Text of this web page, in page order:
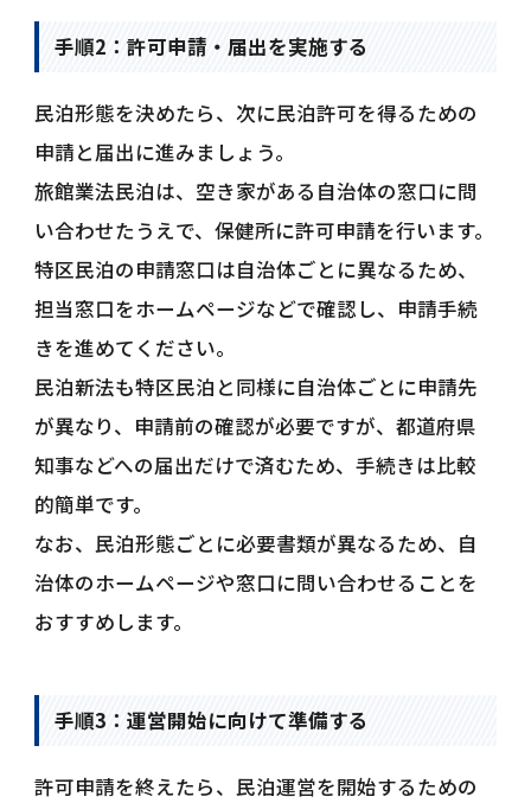
手順2：許可申請・届出を実施する
民泊形態を決めたら、次に民泊許可を得るための
申請と届出に進みましょう。
旅館業法民泊は、空き家がある自治体の窓口に問
い合わせたうえで、保健所に許可申請を行います。
特区民泊の申請窓口は自治体ごとに異なるため、
担当窓口をホームページなどで確認し、申請手続
きを進めてください。
民泊新法も特区民泊と同様に自治体ごとに申請先
が異なり、申請前の確認が必要ですが、都道府県
知事などへの届出だけで済むため、手続きは比較
的簡単です。
なお、民泊形態ごとに必要書類が異なるため、自
治体のホームページや窓口に問い合わせることを
おすすめします。
手順3：運営開始に向けて準備する
許可申請を終えたら、民泊運営を開始するための